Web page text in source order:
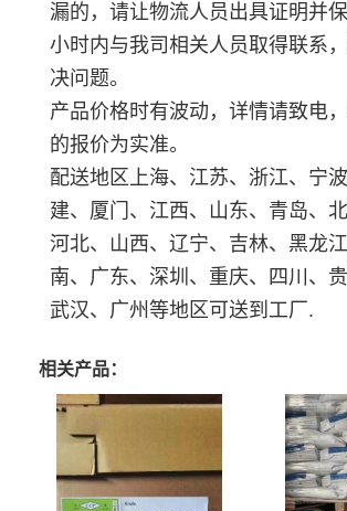
漏的，请让物流人员出具证明并
小时内与我司相关人员取得联系
决问题。
产品价格时有波动，详情请致电
的报价为实准。
配送地区上海、江苏、浙江、宁
建、厦门、江西、山东、青岛、北
河北、山西、辽宁、吉林、黑龙
南、广东、深圳、重庆、四川、贵
武汉、广州等地区可送到工厂.
相关产品：